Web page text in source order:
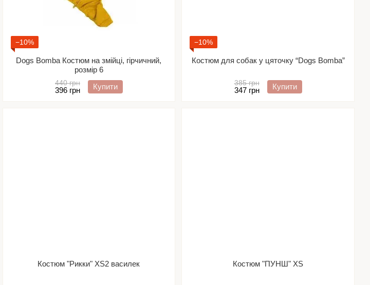
−10%
Dogs Bomba Костюм на змійці, гірчичний,
розмір 6
440 грн
396 грн Купити
−10%
Костюм для собак у цяточку “Dogs Bomba”
385 грн
347 грн Купити
Костюм "Рикки" XS2 василек Костюм "ПУНШ" XS